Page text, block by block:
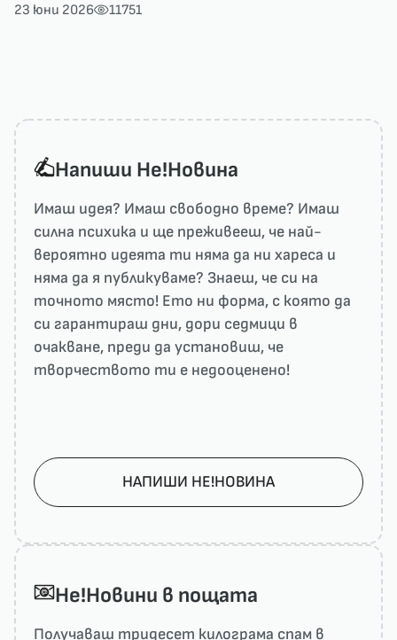
23 юни 2026 11751
Напиши He!Новина
Имаш идея? Имаш свободно време? Имаш
силна психика и ще преживееш, че най-
вероятно идеята ти няма да ни харесa и
няма да я публикуваме? Знаеш, че си на
точното място! Ето ни форма, с която да
си гарантираш дни, дори седмици в
очакване, преди да установиш, че
творчеството ти е недооценено!
НАПИШИ НЕ!НОВИНА
He!Новини в пощата
Получаваш тридесет килограма спам в